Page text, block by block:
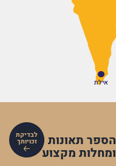
לבדיקת
זכויותך
אילת
הספר תאונות עבודה
ומחלות מקצוע